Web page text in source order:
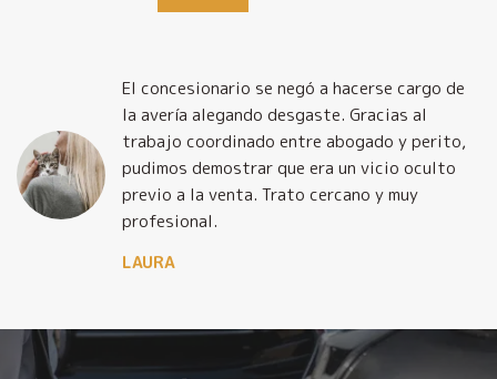
El concesionario se negó a hacerse cargo de
la avería alegando desgaste. Gracias al
trabajo coordinado entre abogado y perito,
pudimos demostrar que era un vicio oculto
previo a la venta. Trato cercano y muy
profesional.
LAURA